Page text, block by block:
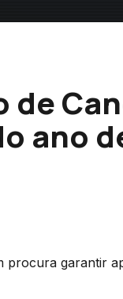
de
ano
procura garantir